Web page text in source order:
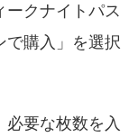
ークナイトパス
で購入」を選択
要な枚数を入